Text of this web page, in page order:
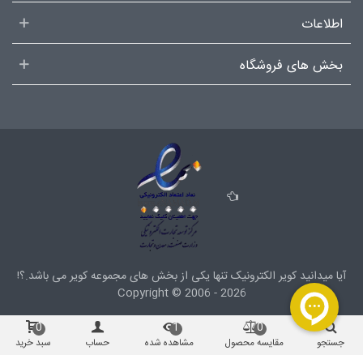
اطلاعات
بخش های فروشگاه
آیا میدانید کویر الکترونیک تنها یکی از بخش هایمجموعه کویرمی باشد.؟!
Copyright © 2006 - 2026
جستجو مقایسه محصول
0
مشاهده شده
1
حساب سبد خرید
0